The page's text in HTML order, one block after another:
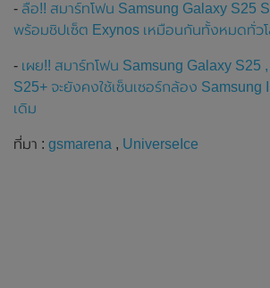
- ลือ!! สมาร์ทโฟน Samsung Galaxy S25
พร้อมชิปเซ็ต Exynos เหมือนกันทั้งหมดทั่ว
- เผย!! สมาร์ทโฟน Samsung Galaxy S25
S25+ จะยังคงใช้เซ็นเซอร์กล้อง Samsung
เดิม
ที่มา : gsmarena , UniverseIce